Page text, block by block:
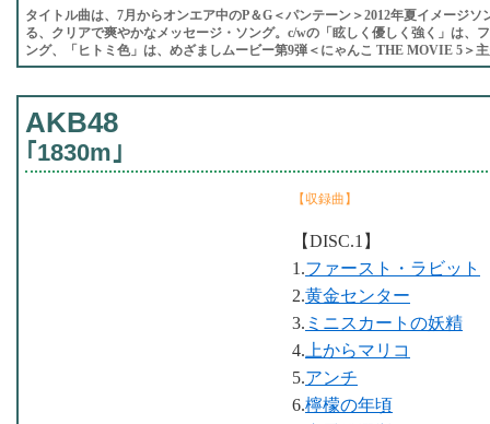
タイトル曲は、7月からオンエア中のP＆G＜パンテーン＞2012年夏イメージ
る、クリアで爽やかなメッセージ・ソング。c/wの「眩しく優しく強く」は、
ング、「ヒトミ色」は、めざましムービー第9弾＜にゃんこ THE MOVIE 5＞
AKB48
｢1830m｣
【収録曲】
【DISC.1】
1.ファースト・ラビット
2.黄金センター
3. ミニスカートの妖精
4. 上からマリコ
5.アンチ
6.檸檬の年頃